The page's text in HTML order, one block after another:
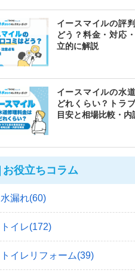
イースマイルの評
どう？料金・対応
立的に解説
イースマイルの水
どれくらい？トラ
目安と相場比較・内
お役立ちコラム
水漏れ(60)
トイレ(172)
トイレリフォーム(39)